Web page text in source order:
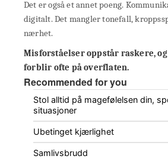
Det er også et annet poeng.
digitalt. Det mangler tonefall,
nærhet.
Misforståelser oppstår raskere,
forblir ofte på overflaten.
Recommended for you
Stol alltid på magefølelsen din,
situasjoner
Ubetinget kjærlighet
Samlivsbrudd